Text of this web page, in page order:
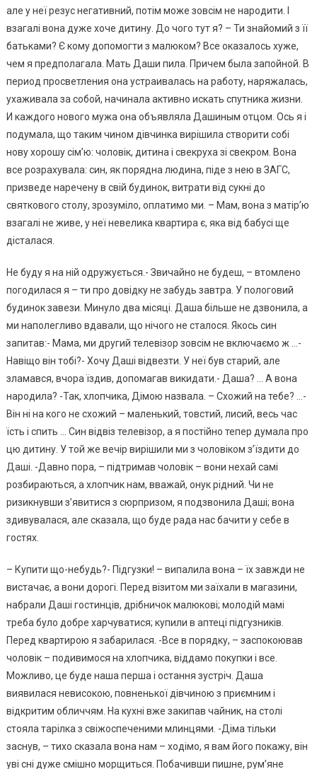
але y неї резус негативний, потім може зовсім не народити. І
взагалі вона дуже хоче дитину. До чого тут я? – Ти знайомий з її
батьками? Є кому допомогти з малюком? Все оказалось хуже,
чем я предполагала. Мать Даши пила. Причем была запойной. В
период просветления она устраивалась на работу, наряжалась,
ухаживала за собой, начинала активно искать спутника жизни.
И каждого нового мужа она объявляла Дашиным отцом. Ось я і
подумала, що таким чином дівчинка вирішила створити собі
нову хорошу сім’ю: чоловік, дитина і свекруха зі свекром. Вона
все розрахувала: син, як порядна людина, піде з нею в ЗАГС,
призведе наречену в свій будинок, витрати від сукні до
святкового столу, зрозуміло, оплатимо ми. – Мам, вона з матір’ю
взагалі не живе, y неї невелика квартира є, яка від бабусі ще
дісталася.
Не буду я на ній одружується.- Звичайно не будеш, – втомлено
погодилася я – ти про довідку не забудь завтра. У пологовий
будинок завези. Минуло два місяці. Даша більше не дзвонила, a
ми наполегливо вдавали, що нічого не сталося. Якось син
запитав:- Мама, ми другий телевізор зовсім не включаємо ж …-
Навіщо він тобі?- Хочу Даші відвезти. У неї був старий, але
зламався, вчора їздив, допомагав викидати.- Даша? … А вона
народила? -Так, хлопчика, Дімою назвала. – Схожий на тебе? …-
Він ні на кого не схожий – маленький, товстий, лисий, весь час
їсть і спить … Син відвіз телевізор, a я постійно тепер думала про
цю дитину. У той же вечір вирішили ми з чоловіком з’їздити до
Даші. -Давно пора, – підтримав чоловік – вони нехай самі
розбираються, a хлопчик нам, вважай, онук рідний. Чи не
ризикнувши з’явитися з сюрпризом, я подзвонила Даші; вона
здивувалася, але сказала, що буде рада нас бачити y себе в
гостях.
– Купити що-небудь?- Підгузки! – випалила вона – їх завжди не
вистачає, a вони дорогі. Перед візитом ми заїхали в магазини,
набрали Даші гостинців, дрібничок малюкові; молодій мамі
треба було добре харчуватися; купили в аптеці підгузників.
Перед квартирою я забарилася. -Все в порядку, – заспокоював
чоловік – подивимося на хлопчика, віддамо покупки і все.
Можливо, це буде наша перша і остання зустріч. Даша
виявилася невисокою, повненької дівчиною з приємним і
відкритим обличчям. На кухні вже закипав чайник, на столі
стояла тарілка з свіжоспеченими млинцями. -Діма тільки
заснув, – тихо сказала вона нам – ходімо, я вам його покажу, він
уві сні дуже смішно морщиться. Побачивши пишне, рум’яне